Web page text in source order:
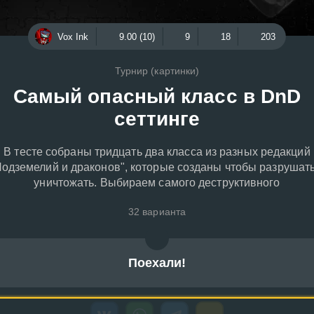
Vox Ink 9.00 (10) 9 18 203
Турнир (картинки)
Самый опасный класс в DnD
сеттинге
В тесте собраны тридцать два класса из разных редакций
и драконов", которые созданы чтобы
уничтожать. Выбираем самого деструктивного
32 варианта
Поехали!